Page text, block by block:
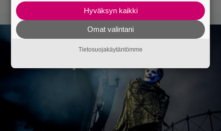
Hyväksyn kaikki
Omat valintani
Tietosuojakäytäntömme